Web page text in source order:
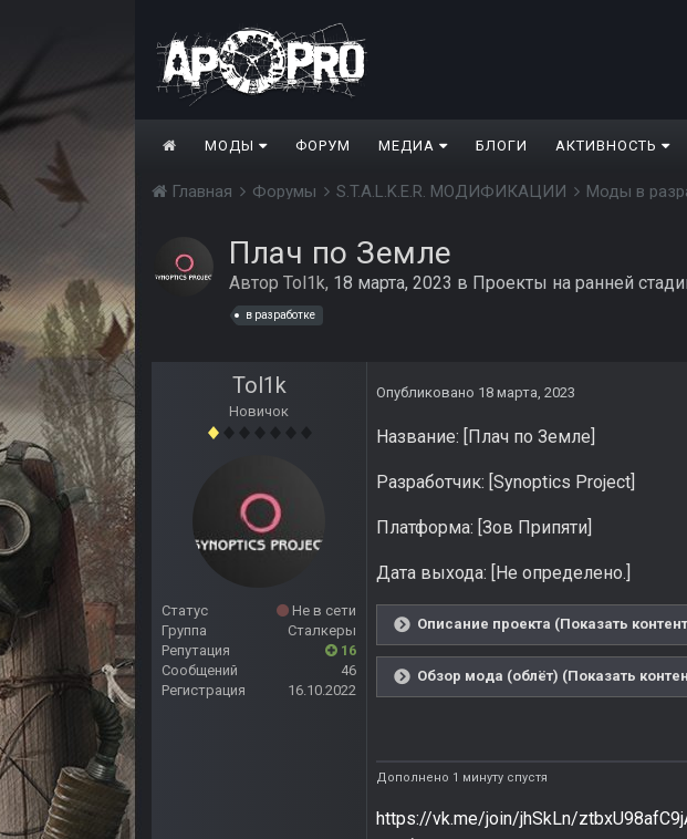
МОДЫ ФОРУМ МЕДИА БЛОГИ АКТИВНОСТЬ
Главная Форумы S.T.A.L.K.E.R. МОДИФИКАЦИИ Моды в
Плач по Земле
Автор Tol1k, 18 марта, 2023 в Проекты на ранней
в разработке
Tol1k
Новичок
Статус
Не в сети
Группа
Сталкеры
Репутация
16
Сообщений
46
Регистрация
16.10.2022
Опубликовано 18 марта, 2023
Название: [Плач по Земле]
Разработчик: [Synoptics Project]
Платформа: [Зов Припяти]
Дата выхода: [Не определено.]
Описание проекта (Показать
Обзор мода (облёт) (Показать
Дополнено 1 минуту спустя
https://vk.me/join/jhSkLn/